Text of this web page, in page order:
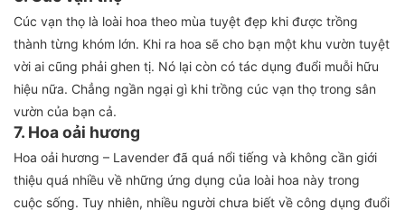
Cúc vạn thọ là loài hoa theo mùa tuyệt đẹp khi được trồng
thành từng khóm lớn. Khi ra hoa sẽ cho bạn một khu vườn tuyệt
vời ai cũng phải ghen tị. Nó lại còn có tác dụng đuổi muỗi hữu
hiệu nữa. Chẳng ngần ngại gì khi trồng cúc vạn thọ trong sân
vườn của bạn cả.
7. Hoa oải hương
Hoa oải hương – Lavender đã quá nổi tiếng và không cần giới
thiệu quá nhiều về những ứng dụng của loài hoa này trong
cuộc sống. Tuy nhiên, nhiều người chưa biết về công dụng đuổi